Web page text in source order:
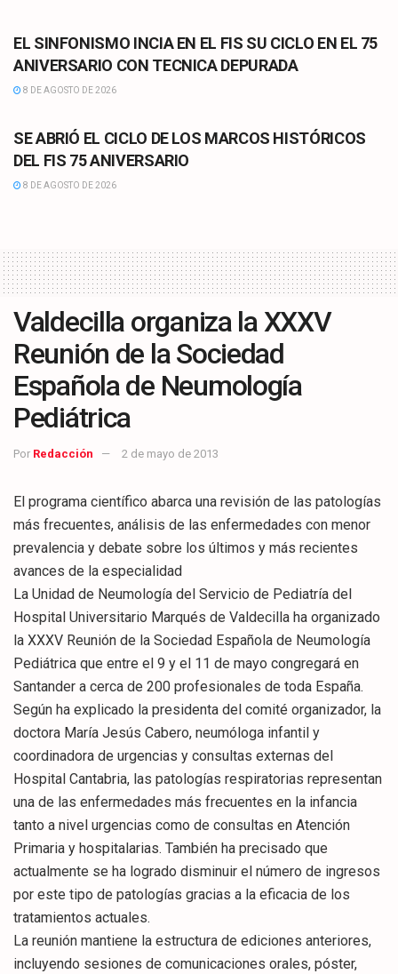
EL SINFONISMO INCIA EN EL FIS SU CICLO EN EL 75
ANIVERSARIO CON TECNICA DEPURADA
8 DE AGOSTO DE 2026
SE ABRIÓ EL CICLO DE LOS MARCOS HISTÓRICOS
DEL FIS 75 ANIVERSARIO
8 DE AGOSTO DE 2026
Valdecilla organiza la XXXV
Reunión de la Sociedad
Española de Neumología
Pediátrica
Por Redacción 2 de mayo de 2013
El programa científico abarca una revisión de las patologías
más frecuentes, análisis de las enfermedades con menor
prevalencia y debate sobre los últimos y más recientes
avances de la especialidad
La Unidad de Neumología del Servicio de Pediatría del
Hospital Universitario Marqués de Valdecilla ha organizado
la XXXV Reunión de la Sociedad Española de Neumología
Pediátrica que entre el 9 y el 11 de mayo congregará en
Santander a cerca de 200 profesionales de toda España.
Según ha explicado la presidenta del comité organizador, la
doctora María Jesús Cabero, neumóloga infantil y
coordinadora de urgencias y consultas externas del
Hospital Cantabria, las patologías respiratorias representan
una de las enfermedades más frecuentes en la infancia
tanto a nivel urgencias como de consultas en Atención
Primaria y hospitalarias. También ha precisado que
actualmente se ha logrado disminuir el número de ingresos
por este tipo de patologías gracias a la eficacia de los
tratamientos actuales.
La reunión mantiene la estructura de ediciones anteriores,
incluyendo sesiones de comunicaciones orales, póster,